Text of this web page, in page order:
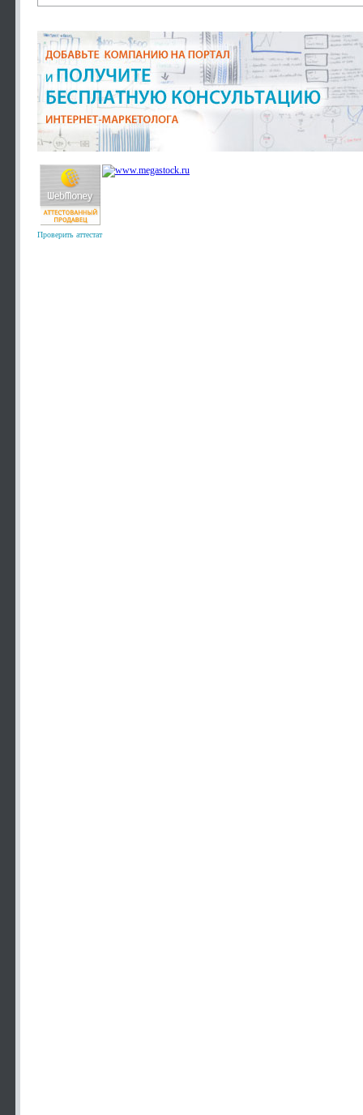
Проверить аттестат